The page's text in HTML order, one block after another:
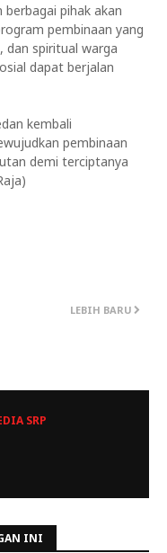
pihak akan
pembinaan yang
dan spiritual warga
dapat berjalan
kembali
pembinaan
demi terciptanya
LEBIH BARU
SRP
INI